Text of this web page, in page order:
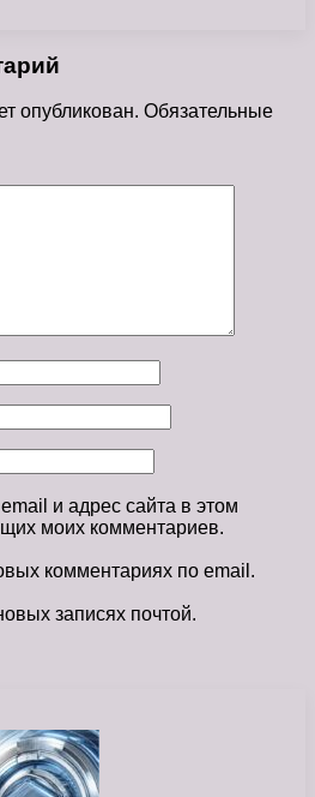
опубликован. Обязательные
и адрес сайта в этом
моих комментариев.
комментариях по email.
записях почтой.